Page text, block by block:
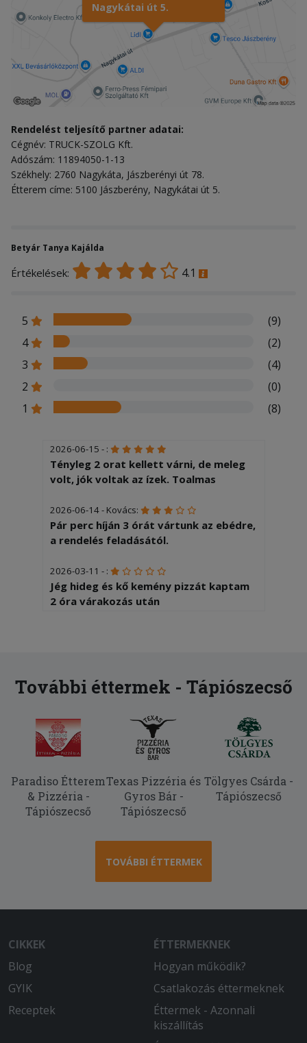
Nagykátai út 5.
Rendelést teljesítő partner adatai:
Cégnév: TRUCK-SZOLG Kft.
Adószám: 11894050-1-13
Székhely: 2760 Nagykáta, Jászberényi út 78.
Étterem címe: 5100 Jászberény, Nagykátai út 5.
Betyár Tanya Kajálda
Értékelések: 4.1
5
(9)
4
(2)
3
(4)
2
(0)
1
(8)
2026-06-15 - :
Tényleg 2 orat kellett várni, de meleg
volt, jók voltak az ízek. Toalmas
2026-06-14 - Kovács:
Pár perc híján 3 órát vártunk az ebédre,
a rendelés feladásától.
2026-03-11 - :
Jég hideg és kő kemény pizzát kaptam
2 óra várakozás után
2025-10-27 - Norbert:
minőségre számítottam. Az egyik
pizzára kértem plusz gomba feltétet,
ami a rendelés mellé adott papíron is
palacsinta pedig elég rendesen oda volt
égetve.
2,5 órát vártam a rendelésre és el
vitték máshová mert elnèztèk a falu
Többszöri egyeztetés után sem kaptuk
meg időben a rendelést.
Megvagyok elégedve gyors kiszallitas
finom volt
További éttermek - Tápiószecső
Paradiso Étterem
& Pizzéria -
Tápiószecső
Texas Pizzéria és
Gyros Bár -
Tápiószecső
Tölgyes Csárda -
Tápiószecső
TOVÁBBI ÉTTERMEK
CIKKEK
Blog
GYIK
Receptek
ÉTTERMEKNEK
Hogyan működik?
Csatlakozás éttermeknek
Éttermek - Azonnali
kiszállítás